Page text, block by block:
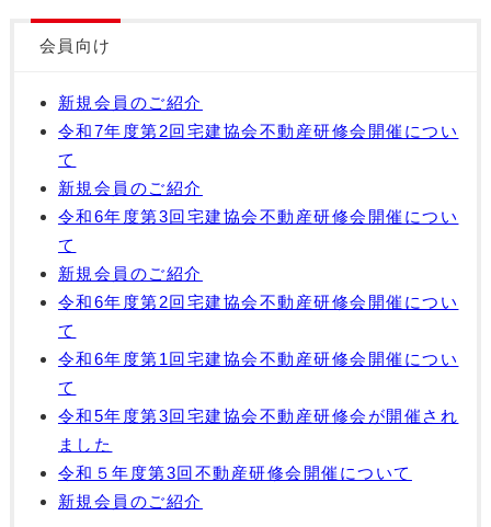
会員向け
新規会員のご紹介
令和7年度第2回宅建協会不動産研修会開催につい
て
新規会員のご紹介
令和6年度第3回宅建協会不動産研修会開催につい
て
新規会員のご紹介
令和6年度第2回宅建協会不動産研修会開催につい
て
令和6年度第1回宅建協会不動産研修会開催につい
て
令和5年度第3回宅建協会不動産研修会が開催され
ました
令和５年度第3回不動産研修会開催について
新規会員のご紹介